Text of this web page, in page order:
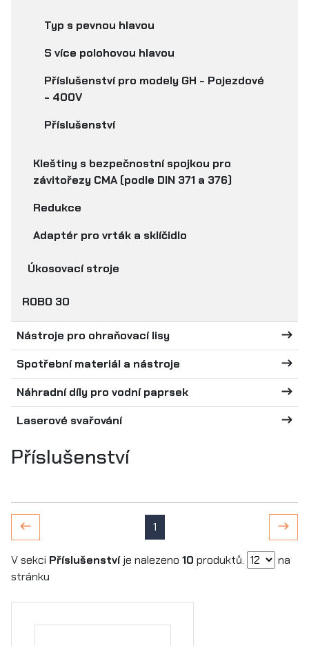
Typ s pevnou hlavou
S více polohovou hlavou
Příslušenství pro modely GH - Pojezdové
- 400V
Příslušenství
Kleštiny s bezpečnostní spojkou pro
závitořezy CMA (podle DIN 371 a 376)
Redukce
Adaptér pro vrták a sklíčidlo
Úkosovací stroje
ROBO 30
Nástroje pro ohraňovací lisy
Spotřební materiál a nástroje
Náhradní díly pro vodní paprsek
Laserové svařování
Příslušenství
1
V sekci Příslušenstvíje nalezeno 10 produktů.
na
stránku